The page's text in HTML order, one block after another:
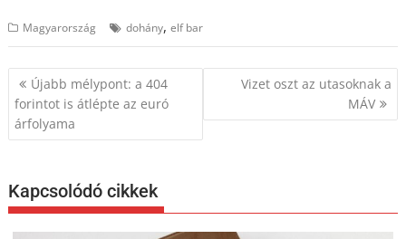
Magyarország dohány,elf bar
Bejegyzés
navigáció
Újabb mélypont: a 404
forintot is átlépte az euró
árfolyama
Vizet oszt az utasoknak a
MÁV
Kapcsolódó cikkek